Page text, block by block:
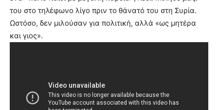
του στο τηλέφωνο λίγο πριν το θάνατό του στη Συρία.
Ωστόσο, δεν μιλούσαν για πολιτική, αλλά «ως μητέρα
και γιος».